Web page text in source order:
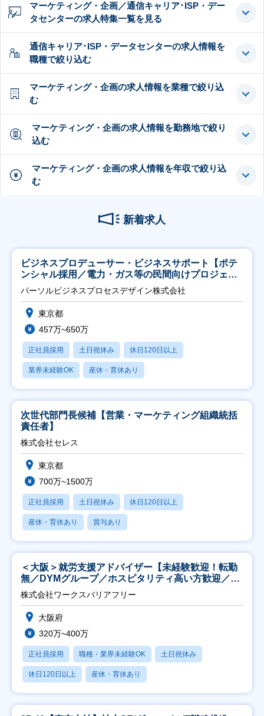
マーケティング・企画／通信キャリア･ISP・デー
タセンターの求人特集一覧を見る
通信キャリア･ISP・データセンターの求人情報を
職種で絞り込む
マーケティング・企画の求人情報を業種で絞り込
む
マーケティング・企画の求人情報を勤務地で絞り
込む
マーケティング・企画の求人情報を年収で絞り込
む
新着求人
ビジネスプロデューサー・ビジネスサポート【ポテ
ンシャル採用／電力・ガス等の民間向けプロジェク
ト推進】
パーソルビジネスプロセスデザイン株式会社
東京都
457万~650万
正社員採用 土日祝休み 休日120日以上
業界未経験OK 産休・育休あり
次世代部門長候補【営業・マーケティング組織統括
責任者】
株式会社セレス
東京都
700万~1500万
正社員採用 土日祝休み 休日120日以上
産休・育休あり 賞与あり
＜大阪＞就労支援アドバイザー【未経験歓迎！転勤
無／DYMグループ／ホスピタリティ高い方歓迎／土
日祝】
株式会社ワークスバリアフリー
大阪府
320万~400万
正社員採用 職種・業界未経験OK 土日祝休み
休日120日以上 産休・育休あり